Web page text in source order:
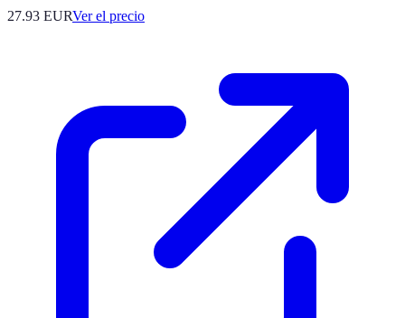
27.93 EURVer el precio